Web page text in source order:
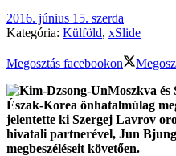
2016. június 15. szerda
Kategória: Külföld, xSlide
Megosztás facebookon
Moszkva és
Észak-Korea önhatalmúlag
jelentette ki Szergej Lavrov
hivatali partnerével, Jun
megbeszéléseit követően.